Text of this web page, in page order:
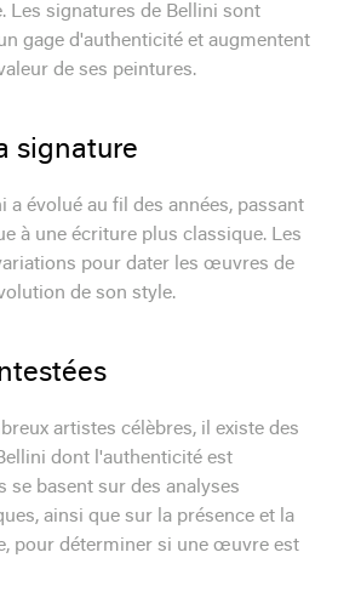
Les signatures de Bellini sont
gage d'authenticité et augmentent
de ses peintures.
signature
a évolué au fil des années, passant
à une écriture plus classique. Les
pour dater les œuvres de
de son style.
artistes célèbres, il existe des
dont l'authenticité est
se basent sur des analyses
ainsi que sur la présence et la
pour déterminer si une œuvre est